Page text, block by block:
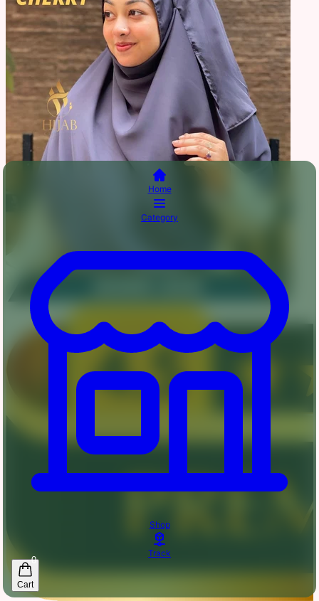
Home
Category
Shop
Track
0
Cart